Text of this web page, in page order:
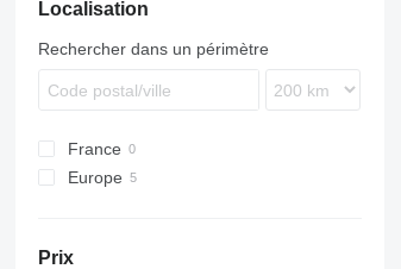
TGM
TGX
Axor
LK
Sprinter
Midlum
T-series
FH
FM
FMX
VNL
Localisation
Rechercher dans un périmètre
France
Europe
Prix